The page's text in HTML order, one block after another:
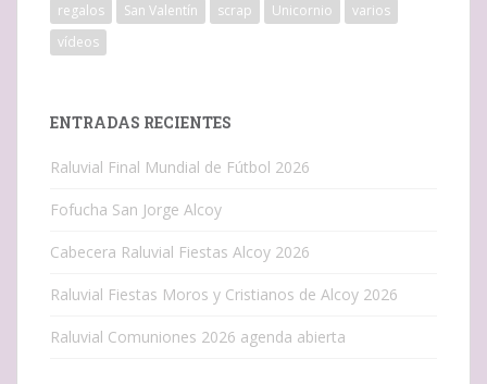
regalos
San Valentín scrap Unicornio
varios
vídeos
ENTRADAS RECIENTES
Raluvial Final Mundial de Fútbol 2026
Fofucha San Jorge Alcoy
Cabecera Raluvial Fiestas Alcoy 2026
Raluvial Fiestas Moros y Cristianos de Alcoy 2026
Raluvial Comuniones 2026 agenda abierta